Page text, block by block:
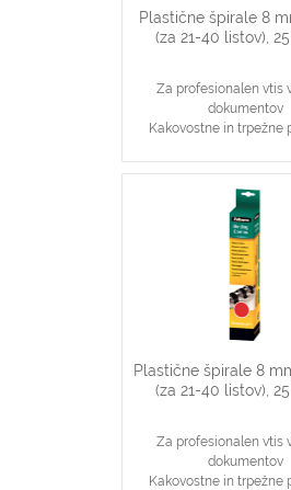
Plastične špirale 8
(za 21-40 listov),
Za profesionalen vtis
dokumentov
Kakovostne in trpežne
Najpopularnjši,
vsestranski našin vezave
8 mm špirale primerne za
40 stranskih
Primerno za katerikoli
plastične špirale na 21
do 40 listov
Plastične špirale 8
(za 21-40 listov),
Za profesionalen vtis
dokumentov
Kakovostne in trpežne